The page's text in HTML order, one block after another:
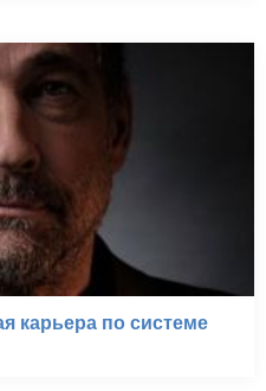
карьера по системе